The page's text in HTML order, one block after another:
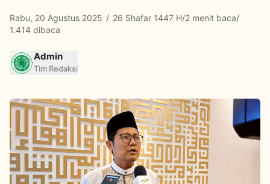
Rabu, 20 Agustus 2025 / 26 Shafar 1447 H/2 menit baca/
1.414 dibaca
Admin
Tim Redaksi